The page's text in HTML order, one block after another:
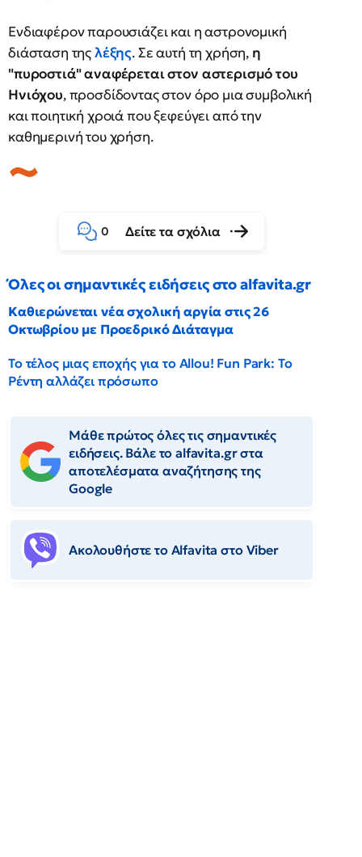
Ενδιαφέρον παρουσιάζει και η αστρονομική
διάσταση τηςλέξης. Σε αυτή τη χρήση, η
"πυροστιά" αναφέρεται στον αστερισμό του
Ηνιόχου, προσδίδοντας στον όρο μια συμβολική
και ποιητική χροιά που ξεφεύγει από την
καθημερινή του χρήση.
0 Δείτε τα σχόλια
Όλες οι σημαντικές ειδήσεις στο alfavita.gr
Καθιερώνεται νέα σχολική αργία στις 26
Οκτωβρίου με Προεδρικό Διάταγμα
Το τέλος μιας εποχής για το Allou! Fun Park: Το
Ρέντη αλλάζει πρόσωπο
Μάθε πρώτος όλες τις σημαντικές
ειδήσεις. Βάλε το alfavita.gr στα
αποτελέσματα αναζήτησης της
Google
Ακολουθήστε το Αlfavita στο Viber